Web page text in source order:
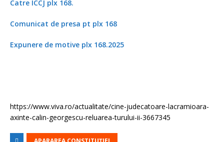
Catre ICCJ plx 168.
Comunicat de presa pt plx 168
Expunere de motive plx 168.2025
https://www.viva.ro/actualitate/cine-judecatoare-lacramioara-
axinte-calin-georgescu-reluarea-turului-ii-3667345